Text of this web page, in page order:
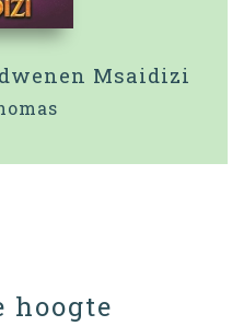
Msaidizi
hoogte